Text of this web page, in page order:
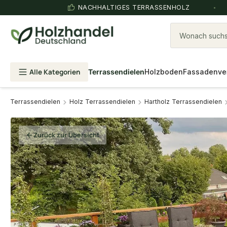
NACHHALTIGES TERRASSENHOLZ
Wonach
Alle Kategorien TerrassendielenHolzboden
Terrassendielen Holz Terrassendielen Hartholz Terrassendielen
Zurück zur Übersicht